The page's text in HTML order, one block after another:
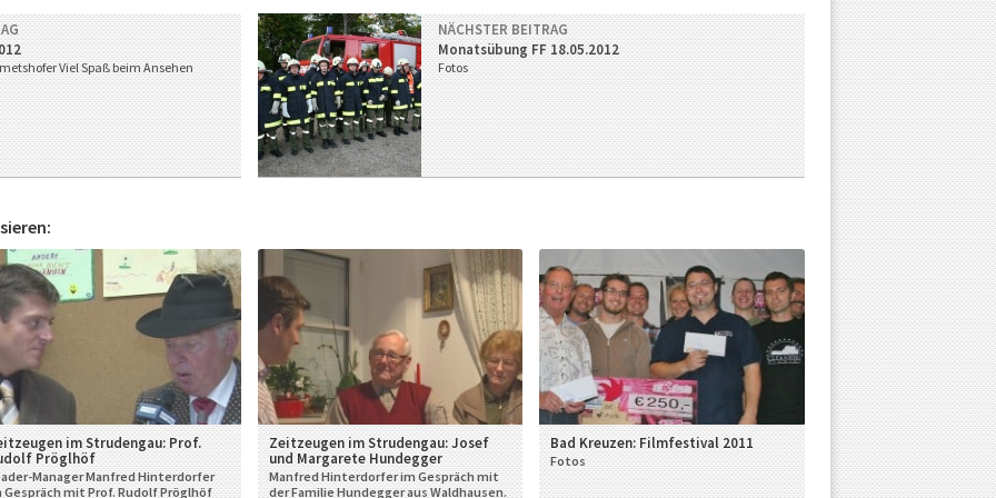
Viel Spaß beim Ansehen
NÄCHSTER BEITRAG
Monatsübung FF 18.05.2012
Fotos
im Strudengau: Prof.
Pröglhöf
Manager Manfred Hinterdorfer
Gespräch mit Prof. Rudolf Pröglhöf
Zeitzeugen im Strudengau: Josef
und Margarete Hundegger
Manfred Hinterdorfer im Gespräch mit
der Familie Hundegger aus Waldhausen.
Bad Kreuzen: Filmfestival 2011
Fotos